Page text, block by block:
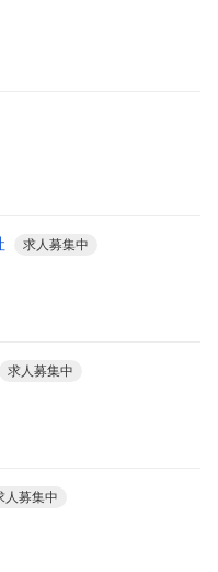
求人募集中
求人募集中
人募集中